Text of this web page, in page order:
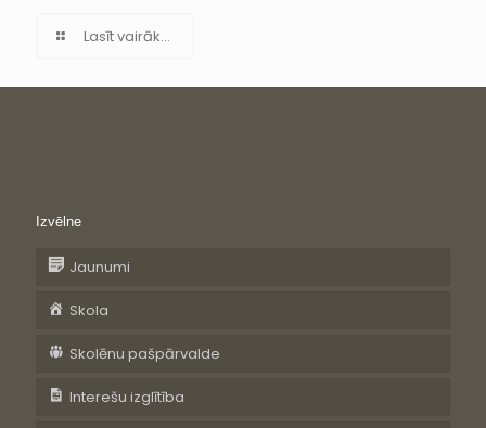
Lasīt vairāk...
Izvēlne
Jaunumi
Skola
Skolēnu pašpārvalde
Interešu izglītība